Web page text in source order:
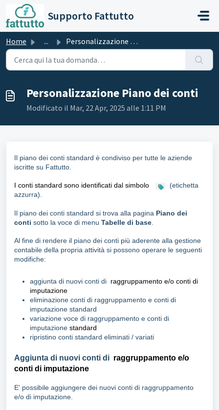
Salta al contenuto principale
Supporto Fattutto
Home ... Personalizzazione Piano dei conti
Personalizzazione Piano dei conti
Modificato il Mar, 22 Apr, 2025 alle 1:11 PM
Il piano dei conti standard è condiviso per tutte le aziende
iscritte su Fattutto.
I conti standard sono identificati dal simbolo
(etichetta
azzurra).
Il piano dei conti standard si trova alla pagina Piano dei
conti sotto la voce di menu Tabelle di base
Al fine di rendere il piano dei conti più aderente alla gestione
contabile della propria attività si possono operare le seguenti
modifiche:
aggiunta di nuovi conti di raggruppamento e/o conti di
imputazione
eliminazione conti di raggruppamento e conti di
imputazione standard
variazione voce di raggruppamento e conti di
imputazione standard
ripristino conti standard eliminati / variati
Aggiunta di nuovi conti di raggruppamento e/o
conti di imputazione
E' possibile aggiungere dei nuovi conti di raggruppamento
e/o di imputazione.